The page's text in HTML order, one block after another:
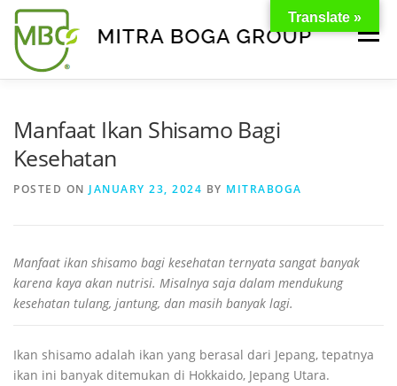
Menu
Manfaat Ikan Shisamo Bagi
Kesehatan
POSTED ON JANUARY 23, 2024 BY MITRABOGA
Manfaat ikan shisamo bagi kesehatan ternyata sangat banyak
karena kaya akan nutrisi. Misalnya saja dalam mendukung
kesehatan tulang, jantung, dan masih banyak lagi.
Ikan shisamo adalah ikan yang berasal dari Jepang, tepatnya
ikan ini banyak ditemukan di Hokkaido, Jepang Utara.
Translate »